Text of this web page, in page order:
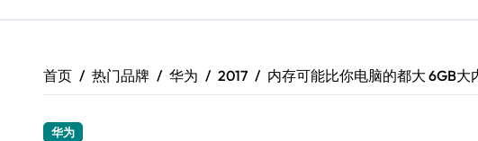
三星W26资讯速递：智领未来，一键解锁科技新魅力
三星Galaxy Z Fold7：创新科技赋能，折叠旗舰一手
首页 热门品牌 华为 2017 内存可能比你电脑的都大 6GB大
华为